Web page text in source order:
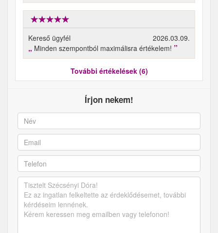
Kereső ügyfél
2026.03.09.
Minden szempontból maximálisra értékelem!
További értékelések (6)
Írjon nekem!